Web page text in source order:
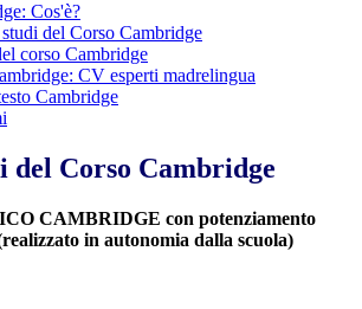
Cos'è?
del Corso Cambridge
corso Cambridge
CV esperti madrelingua
Cambridge
del Corso Cambridge
CAMBRIDGE con potenziamento
in autonomia dalla scuola)